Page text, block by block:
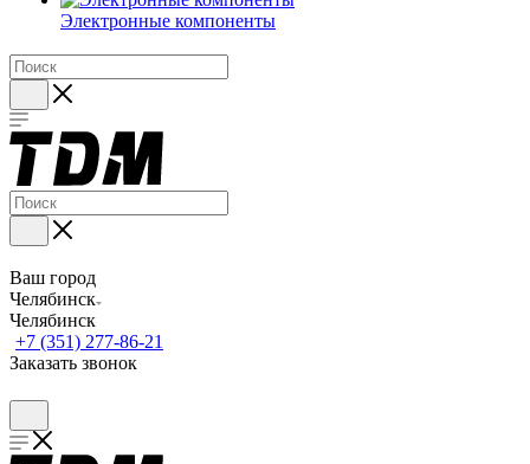
Электронные компоненты
Ваш город
Челябинск
Челябинск
+7 (351) 277-86-21
Заказать звонок